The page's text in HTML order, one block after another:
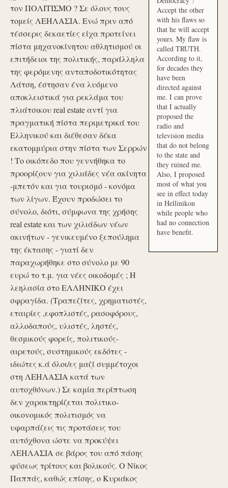
τον ΠΟΛΙΤΙΣΜΟ ? Σε όλους τους
τομείς ΛΕΗΛΑΣΙΑ. Ενώ πριν από
τέσσερις δεκαετίες είχα προτείνει
πίστα μηχανοκίνητου αθλητισμού οι
επιτήδειοι της πολιτικής, παράλληλα
της φερόμενης ανταποδοτικότητας
Λάτση, έστησαν ένα λυόμενο
αποκλειστικά για ρεκλάμα του
πλιάτσικου real estate αντί για
πραγματική πίστα περιμετρικά του
Ελληνικού και διέθεσαν δέκα
εκατομμύρια στην πίστα των Σερρών
! Το οικόπεδο που γεννήθηκα το
προορίζουν για χιλιάδες νέα ακίνητα
-μπετόν και για τουρισμό - κονόμα
των λίγων. Έχουν προδώσει το
σύνολο, διότι, σύμφωνα της χρήσης
real estate και των χιλιάδων νέων
ακινήτων - γενικευμένο ξεπούλημα
της έκτασης - γιατί δεν
παραχωρήθηκε στο σύνολο με 90
ευρώ το τ.μ. για νέες οικοδομές ; Η
λεηλασία στο ΕΛΛΗΝΙΚΟ έχει
σφραγίδα. (Τραπεζίτες, χρηματιστές,
εταιρίες ,εφοπλιστές, ρασοφόρους,
αλλοδαπούς, υλιστές, ληστές,
θεσμικούς φορείς, πολιτικούς-
αιρετούς, συστημικούς εκδότες -
ιδιώτες κ.ά όλοι/ες μαζί συμμέτοχοι
στη ΛΕΗΛΑΣΙΑ κατά των
αυτοχθόνων.) Σε καμία περίπτωση
δεν χαρακτηρίζεται πολιτικο-
οικονομικός πολιτισμός να
υφαρπάζεις τις προτάσεις του
αυτόχθονα ώστε να προκύψει
ΛΕΗΛΑΣΙΑ σε βάρος του από πάσης
φύσεως τρίτους και βολικούς. Ο Νίκος
Παππάς, καθώς επίσης, ο Κυριάκος
Accept the other
with his flaws so
that he will accept
yours. My flaw is
called TRUTH.
According to it,
for decades they
have been
directed against
me. I can prove
that I actually
proposed the
radio and
television media
that do not belong
to the state and
they ruined me.
Also, I proposed
most of what you
see in effect today
in Hellinikon
while people who
had no connection
have benefit.